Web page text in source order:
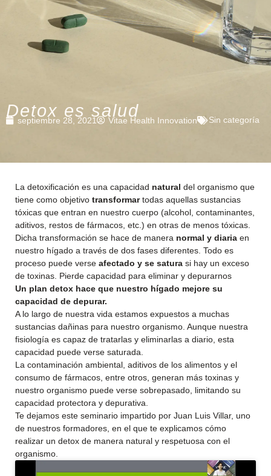
Detox es salud
septiembre 28, 2021 Vitae Health Innovation Sin categoría
La detoxificación es una capacidad natural del organismo que
tiene como objetivo transformartodas aquellas sustancias
tóxicas que entran en nuestro cuerpo (alcohol, contaminantes,
aditivos, restos de fármacos, etc.) en otras de menos tóxicas.
Dicha transformación se hace de manera normal y diaria en
nuestro hígado a través de dos fases diferentes. Todo es
proceso puede verse afectado y se satura si hay un exceso
de toxinas. Pierde capacidad para eliminar y depurarnos
Un plan detox hace que nuestro hígado mejore su
capacidad de depurar.
A lo largo de nuestra vida estamos expuestos a muchas
sustancias dañinas para nuestro organismo. Aunque nuestra
fisiología es capaz de tratarlas y eliminarlas a diario, esta
capacidad puede verse saturada.
La contaminación ambiental, aditivos de los alimentos y el
consumo de fármacos, entre otros, generan más toxinas y
nuestro organismo puede verse sobrepasado, limitando su
capacidad protectora y depurativa.
Te dejamos este seminario impartido por Juan Luis Villar, uno
de nuestros formadores, en el que te explicamos cómo
realizar un detox de manera natural y respetuosa con el
organismo.